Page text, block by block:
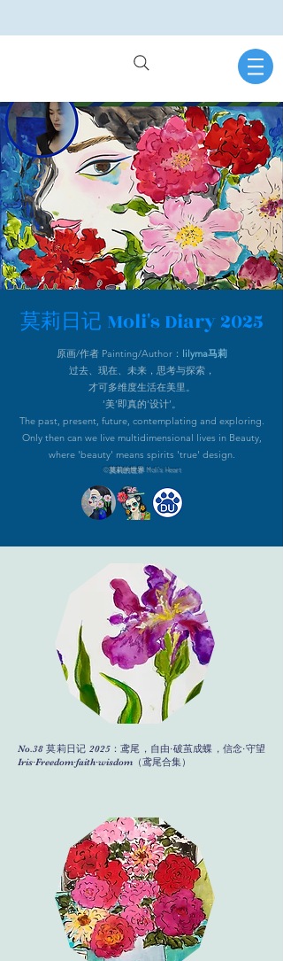
莫莉日记 Moli's Diary 2025
原画/作者 Painting/Author： lilyma马莉
过去、现在、未来，思考与探索，
才可多维度生活在美里。
‘美’即真的‘设计’。
The past, present, future, contemplating and exploring.
Only then can we live multidimensional lives in Beauty,
where 'beauty' means spirits 'true' design.
©️莫莉的世界 Moli's Heart
No.38 莫莉日记 2025：鸢尾，自由·破茧成蝶，信念·守望
Iris·Freedom·faith·wisdom（鸢尾合集）